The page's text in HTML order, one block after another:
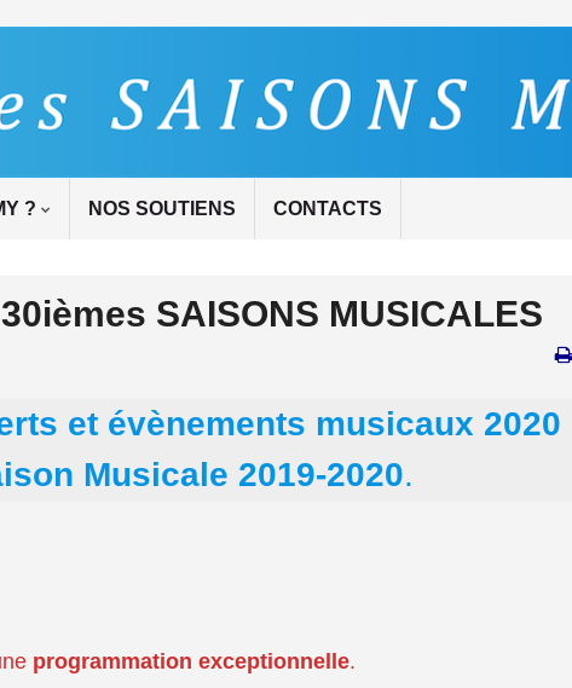
? NOS SOUTIENS CONTACTS
SAISONS MUSICALES
et évènements musicaux 2020
Musicale 2019-2020.
programmation exceptionnelle.